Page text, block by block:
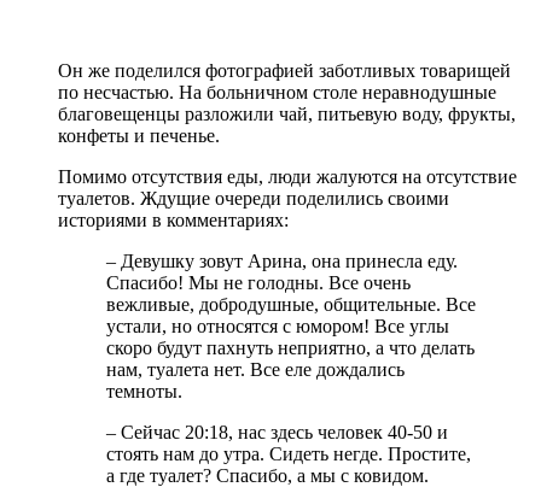
Он же поделился фотографией заботливых товарищей
по несчастью. На больничном столе неравнодушные
благовещенцы разложили чай, питьевую воду, фрукты,
конфеты и печенье.
Помимо отсутствия еды, люди жалуются на отсутствие
туалетов. Ждущие очереди поделились своими
историями в комментариях:
– Девушку зовут Арина, она принесла еду.
Спасибо! Мы не голодны. Все очень
вежливые, добродушные, общительные. Все
устали, но относятся с юмором! Все углы
скоро будут пахнуть неприятно, а что делать
нам, туалета нет. Все еле дождались
темноты.
– Сейчас 20:18, нас здесь человек 40-50 и
стоять нам до утра. Сидеть негде. Простите,
а где туалет? Спасибо, а мы с ковидом.